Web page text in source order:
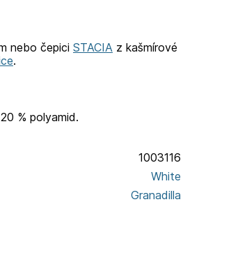
nebo čepici STACIAz kašmírové
.
% polyamid.
1003116
White
Granadilla